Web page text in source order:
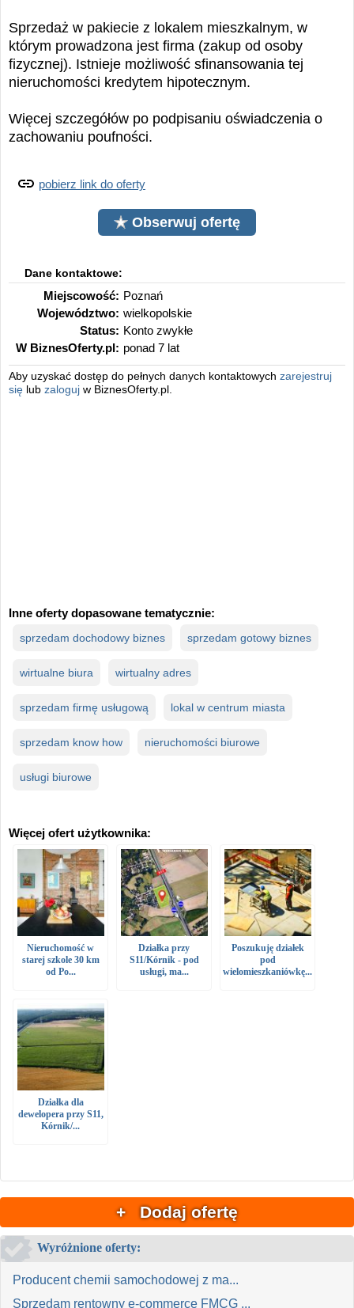
Sprzedaż w pakiecie z lokalem mieszkalnym, w
którym prowadzona jest firma (zakup od osoby
fizycznej). Istnieje możliwość sfinansowania tej
nieruchomości kredytem hipotecznym.
Więcej szczegółów po podpisaniu oświadczenia o
zachowaniu poufności.
pobierz link do oferty
Obserwuj ofertę
Dane kontaktowe:
Miejscowość: Poznań
Województwo: wielkopolskie
Status: Konto zwykłe
W BiznesOferty.pl: ponad 7 lat
Aby uzyskać dostęp do pełnych danych kontaktowych zarejestruj
się lub zaloguj w BiznesOferty.pl.
Inne oferty dopasowane tematycznie:
sprzedam dochodowy biznes sprzedam gotowy biznes
wirtualne biura wirtualny adres
sprzedam firmę usługową lokal w centrum miasta
sprzedam know how nieruchomości biurowe
usługi biurowe
Więcej ofert użytkownika:
Nieruchomość w
starej szkole 30 km
od Po...
Działka przy
S11/Kórnik - pod
usługi, ma...
Poszukuję działek
pod
wielomieszkaniówkę...
Działka dla
dewelopera przy S11,
Kórnik/...
+ Dodaj ofertę
Wyróżnione oferty:
Producent chemii samochodowej z ma...
Sprzedam rentowny e-commerce FMCG ...